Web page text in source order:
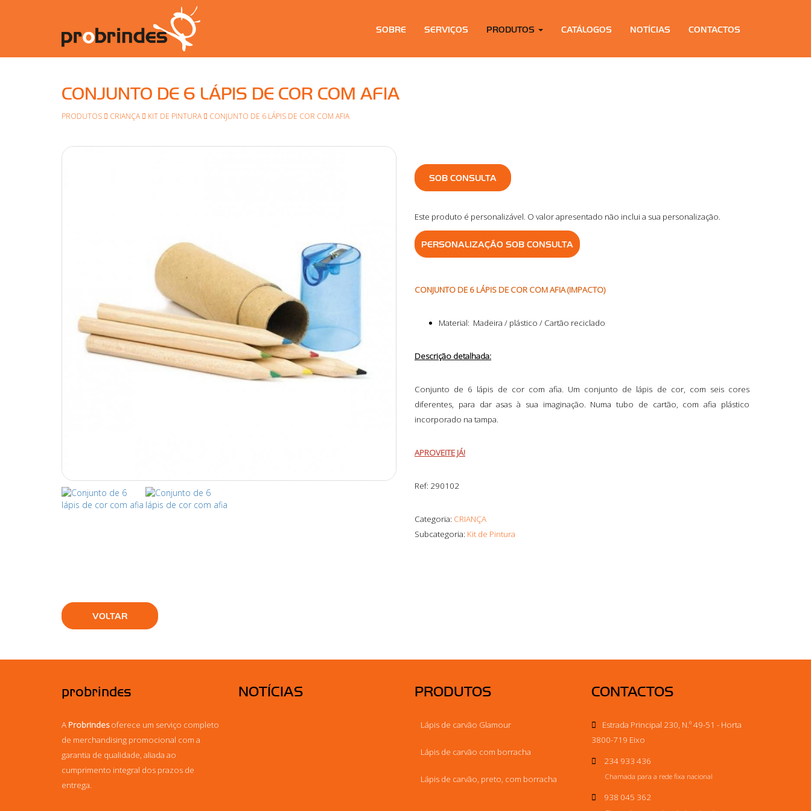
SOBRE SERVIÇOS PRODUTOS CATÁLOGOS NOTÍCIAS CONTACTOS
CONJUNTO DE 6 LÁPIS DE COR COM AFIA
PRODUTOS CRIANÇA KIT DE PINTURA CONJUNTO DE 6 LÁPIS DE COR COM AFIA
SOB CONSULTA
Este produto é personalizável. O valor apresentado não inclui a sua personalização.
PERSONALIZAÇÃO SOB CONSULTA
CONJUNTO DE 6 LÁPIS DE COR COM AFIA (IMPACTO)
Material: Madeira / plástico / Cartão reciclado
Descrição detalhada:
Conjunto de 6 lápis de cor com afia. Um conjunto de lápis de cor, com seis cores
diferentes, para dar asas à sua imaginação. Numa tubo de cartão, com afia plástico
incorporado na tampa.
APROVEITE JÁ!
Ref: 290102
Categoria: CRIANÇA
Subcategoria: Kit de Pintura
VOLTAR
probrindes
A Probrindesoferece um serviço completo
de merchandising promocional com a
garantia de qualidade, aliada ao
cumprimento integral dos prazos de
entrega.
NOTÍCIAS PRODUTOS
Lápis de carvão Glamour
Lápis de carvão com borracha
Lápis de carvão, preto, com borracha
CONTACTOS
Estrada Principal 230, N.º 49-51 - Horta
3800-719 Eixo
234 933 436
Chamada para a rede fixa nacional
938 045 362